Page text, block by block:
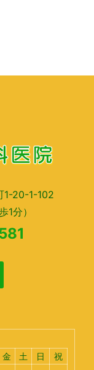
1-20-1-102
1分）
金 土 日 祝